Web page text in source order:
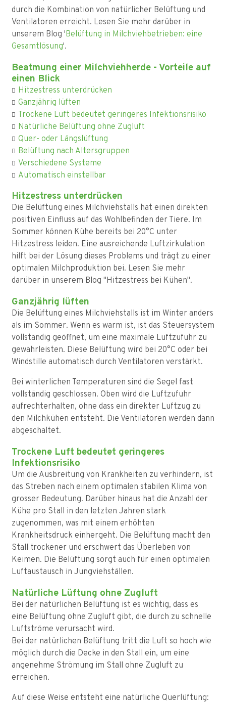
durch die Kombination von natürlicher Belüftung und
Ventilatoren erreicht. Lesen Sie mehr darüber in
unserem Blog 'Belüftung in Milchviehbetrieben: eine
Gesamtlösung'.
Beatmung einer Milchviehherde - Vorteile auf
einen Blick
Hitzestress unterdrücken
Ganzjährig lüften
Trockene Luft bedeutet geringeres Infektionsrisiko
Natürliche Belüftung ohne Zugluft
Quer- oder Längslüftung
Belüftung nach Altersgruppen
Verschiedene Systeme
Automatisch einstellbar
Hitzestress unterdrücken
Die Belüftung eines Milchviehstalls hat einen direkten
positiven Einfluss auf das Wohlbefinden der Tiere. Im
Sommer können Kühe bereits bei 20°C unter
Hitzestress leiden. Eine ausreichende Luftzirkulation
hilft bei der Lösung dieses Problems und trägt zu einer
optimalen Milchproduktion bei. Lesen Sie mehr
darüber in unserem Blog "Hitzestress bei Kühen".
Ganzjährig lüften
Die Belüftung eines Milchviehstalls ist im Winter anders
als im Sommer. Wenn es warm ist, ist das Steuersystem
vollständig geöffnet, um eine maximale Luftzufuhr zu
gewährleisten. Diese Belüftung wird bei 20°C oder bei
Windstille automatisch durch Ventilatoren verstärkt.
Bei winterlichen Temperaturen sind die Segel fast
vollständig geschlossen. Oben wird die Luftzufuhr
aufrechterhalten, ohne dass ein direkter Luftzug zu
den Milchkühen entsteht. Die Ventilatoren werden dann
abgeschaltet.
Trockene Luft bedeutet geringeres
Infektionsrisiko
Um die Ausbreitung von Krankheiten zu verhindern, ist
das Streben nach einem optimalen stabilen Klima von
grosser Bedeutung. Darüber hinaus hat die Anzahl der
Kühe pro Stall in den letzten Jahren stark
zugenommen, was mit einem erhöhten
Krankheitsdruck einhergeht. Die Belüftung macht den
Stall trockener und erschwert das Überleben von
Keimen. Die Belüftung sorgt auch für einen optimalen
Luftaustausch in Jungviehställen.
Natürliche Lüftung ohne Zugluft
Bei der natürlichen Belüftung ist es wichtig, dass es
eine Belüftung ohne Zugluft gibt, die durch zu schnelle
Luftströme verursacht wird.
Bei der natürlichen Belüftung tritt die Luft so hoch wie
möglich durch die Decke in den Stall ein, um eine
angenehme Strömung im Stall ohne Zugluft zu
erreichen.
Auf diese Weise entsteht eine natürliche Querlüftung: